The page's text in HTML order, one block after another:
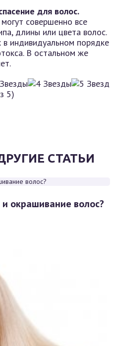
для волос.
совершенно все
длины или цвета волос.
индивидуальном порядке
В остальном же
5)
СТАТЬИ
окрашивание волос?